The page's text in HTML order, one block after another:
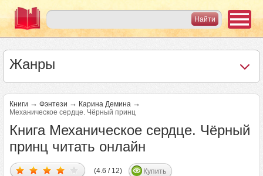
Жанры
Книги → Фэнтези → Карина Демина →
Механическое сердце. Чёрный принц
Книга Механическое сердце. Чёрный
принц читать онлайн
(4.6 / 12) Купить